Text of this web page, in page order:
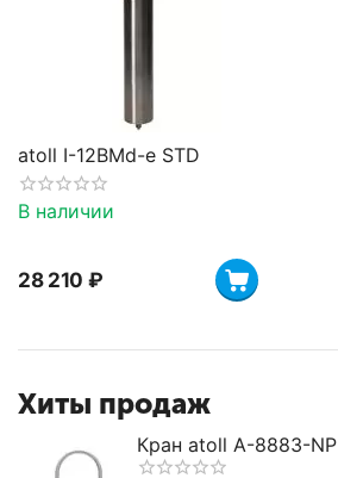
atoll I-12BMd-e STD
В наличии
28 210 ₽
Хиты продаж
Кран atoll A-8883-NP